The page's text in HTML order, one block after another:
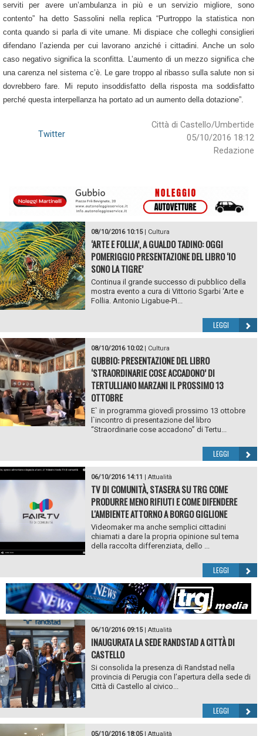
serviti per avere un’ambulanza in più e un servizio migliore, sono
contento” ha detto Sassolini nella replica “Purtroppo la statistica non
conta quando si parla di vite umane. Mi dispiace che colleghi consiglieri
difendano l’azienda per cui lavorano anziché i cittadini. Anche un solo
caso negativo significa la sconfitta. L’aumento di un mezzo significa che
una carenza nel sistema c’è. Le gare troppo al ribasso sulla salute non si
dovrebbero fare. Mi reputo insoddisfatto della risposta ma soddisfatto
perché questa interpellanza ha portato ad un aumento della dotazione”.
Città di Castello/Umbertide
05/10/2016 18:12
Redazione
Twitter
08/10/2016 10:15| Cultura
‘ARTE E FOLLIA’, A GUALDO TADINO: OGGI
POMERIGGIO PRESENTAZIONE DEL LIBRO ‘IO
SONO LA TIGRE’
Continua il grande successo di pubblico della
mostra evento a cura di Vittorio Sgarbi ‘Arte e
Follia. Antonio Ligabue-Pi...
LEGGI
08/10/2016 10:02| Cultura
GUBBIO: PRESENTAZIONE DEL LIBRO
‘STRAORDINARIE COSE ACCADONO’ DI
TERTULLIANO MARZANI IL PROSSIMO 13
OTTOBRE
E` in programma giovedì prossimo 13 ottobre
l`incontro di presentazione del libro
“Straordinarie cose accadono” di Tertu...
LEGGI
06/10/2016 14:11 Attualità
TV DI COMUNITÀ, STASERA SU TRG COME
PRODURRE MENO RIFIUTI E COME DIFENDERE
L'AMBIENTE ATTORNO A BORGO GIGLIONE
Videomaker ma anche semplici cittadini
chiamati a dare la propria opinione sul tema
della raccolta differenziata, dello ...
LEGGI
06/10/2016 09:15| Attualità
INAUGURATA LA SEDE RANDSTAD A CITTÀ DI
CASTELLO
Si consolida la presenza di Randstad nella
provincia di Perugia con l’apertura della sede di
Città di Castello al civico...
LEGGI
05/10/2016 18:05| Attualità